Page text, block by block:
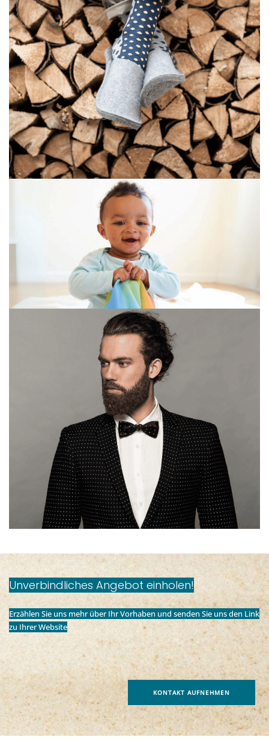
Unverbindliches Angebot einholen!
Erzählen Sie uns mehr über Ihr Vorhaben und senden Sie uns den Link
zu Ihrer Website
KONTAKT AUFNEHMEN